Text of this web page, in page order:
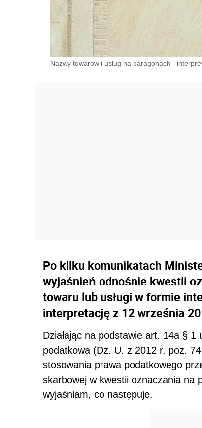
Nazwy towarów i usług na paragonach -
Po kilku komunikatach
wyjaśnień odnośnie kwestii
towaru lub usługi w formie
interpretację z 12 września
Działając na podstawie art. 14a §
podatkowa (Dz. U. z 2012 r. poz.
stosowania prawa podatkowego
skarbowej w kwestii oznaczania na
wyjaśniam, co następuje.